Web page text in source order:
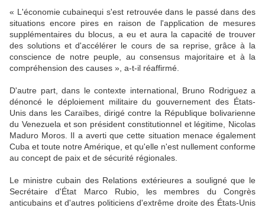
« L'économie cubainequi s'est retrouvée dans le passé dans des
situations encore pires en raison de l'application de mesures
supplémentaires du blocus, a eu et aura la capacité de trouver
des solutions et d'accélérer le cours de sa reprise, grâce à la
conscience de notre peuple, au consensus majoritaire et à la
compréhension des causes », a-t-il réaffirmé.
D'autre part, dans le contexte international, Bruno Rodriguez a
dénoncé le déploiement militaire du gouvernement des États-
Unis dans les Caraïbes, dirigé contre la République bolivarienne
du Venezuela et son président constitutionnel et légitime, Nicolas
Maduro Moros. Il a averti que cette situation menace également
Cuba et toute notre Amérique, et qu'elle n'est nullement conforme
au concept de paix et de sécurité régionales.
Le ministre cubain des Relations extérieures a souligné que le
Secrétaire d'État Marco Rubio, les membres du Congrès
anticubains et d'autres politiciens d'extrême droite des États-Unis